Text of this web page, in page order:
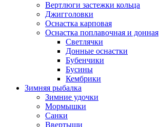
Вертлюги застежки кольца
Джигголовки
Оснастка карповая
Оснастка поплавочная и донная
Светлячки
Донные оснастки
Бубенчики
Бусины
Кембрики
Зимняя рыбалка
Зимние удочки
Мормышки
Санки
Ввертыши